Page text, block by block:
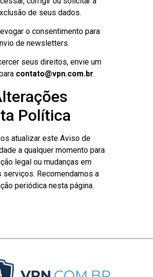
de seus dados.
o consentimento para
de newsletters.
seus direitos, envie um
contato@vpn.com.br.
Política
atualizar este Aviso de
a qualquer momento para
legal ou mudanças em
serviços. Recomendamos a
periódica nesta página.